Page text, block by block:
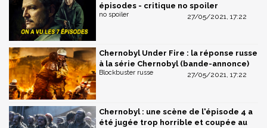
épisodes - critique no spoiler
27/05/2021, 17:22
no spoiler
Chernobyl Under Fire : la réponse russe
à la série Chernobyl (bande-annonce)
27/05/2021, 17:22
Blockbuster russe
Chernobyl : une scène de l'épisode 4 a
été jugée trop horrible et coupée au